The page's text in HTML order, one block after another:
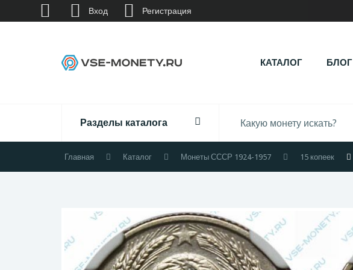
КАТАЛОГ БЛОГ
Разделы каталога
Главная Каталог Монеты СССР 1924-1957 15 копеек
Вход Регистрация